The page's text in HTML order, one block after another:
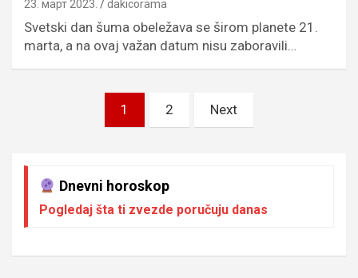
23. март 2023. dakicorama
Svetski dan šuma obeležava se širom planete 21.
marta, a na ovaj važan datum nisu zaboravili…
Пагинација1 2 Next
Dnevni horoskop
Pogledaj šta ti zvezde poručuju danas